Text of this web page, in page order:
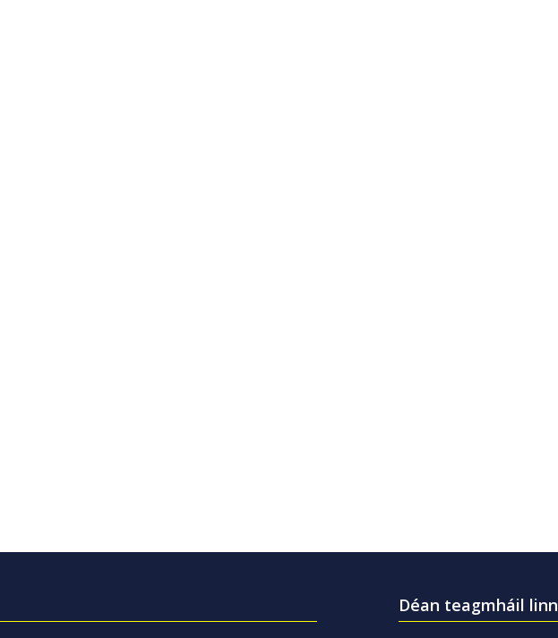
Déan teagmháil linn